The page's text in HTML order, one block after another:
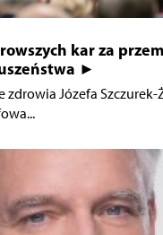
kar za
►
Józefa Szczurek-